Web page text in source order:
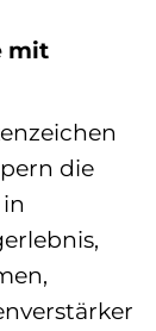
mit
die